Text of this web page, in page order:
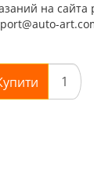
на сайта